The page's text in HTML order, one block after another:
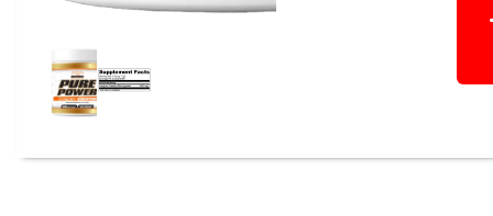
Mis